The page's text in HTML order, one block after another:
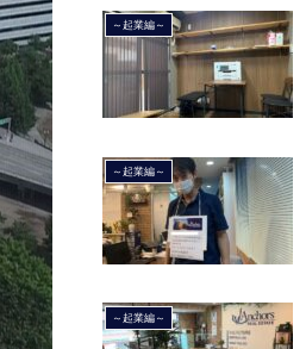
～起業編～
～起業編～
～起業編～